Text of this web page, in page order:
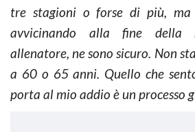
tre stagioni o forse di più, ma
avvicinando alla fine della
allenatore, ne sono sicuro. Non
a 60 o 65 anni. Quello che
porta al mio addio è un processo